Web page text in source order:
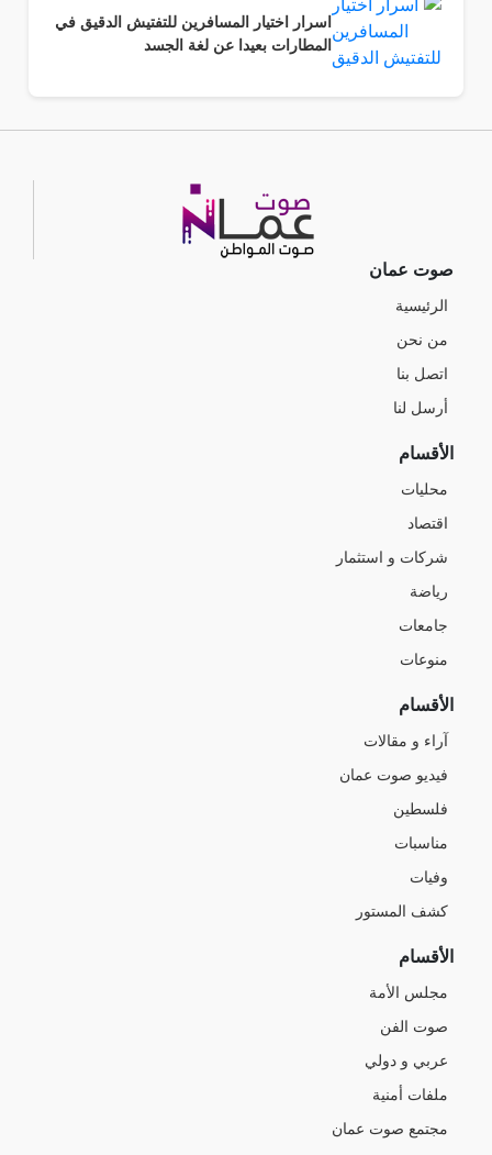
اسرار اختيار المسافرين للتفتيش الدقيق في
المطارات بعيدا عن لغة الجسد
صوت عمان
الرئيسية
من نحن
اتصل بنا
أرسل لنا
الأقسام
محليات
اقتصاد
شركات و استثمار
رياضة
جامعات
منوعات
الأقسام
آراء و مقالات
فيديو صوت عمان
فلسطين
مناسبات
وفيات
كشف المستور
الأقسام
مجلس الأمة
صوت الفن
عربي و دولي
ملفات أمنية
مجتمع صوت عمان